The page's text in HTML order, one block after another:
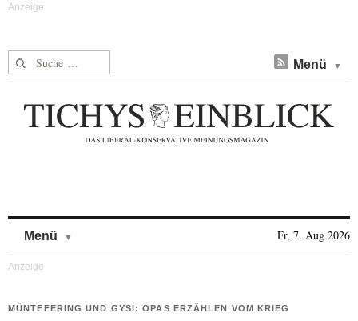
Suche nach: Menü
Menü Fr, 7. Aug 2026
MÜNTEFERING UND GYSI: OPAS ERZÄHLEN VOM KRIEG